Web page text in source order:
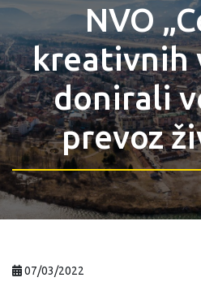
NVO
kreativnih
donirali
prevoz
07/03/2022